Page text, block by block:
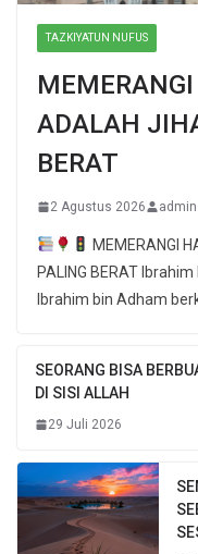
TAZKIYATUN NUFUS
ADALAH
BERAT
2 Agustus 2026 admin
MEMERANGI
PALING BERAT
Ibrahim bin Adham
SEORANG BISA
DI SISI ALLAH
29 Juli 2026